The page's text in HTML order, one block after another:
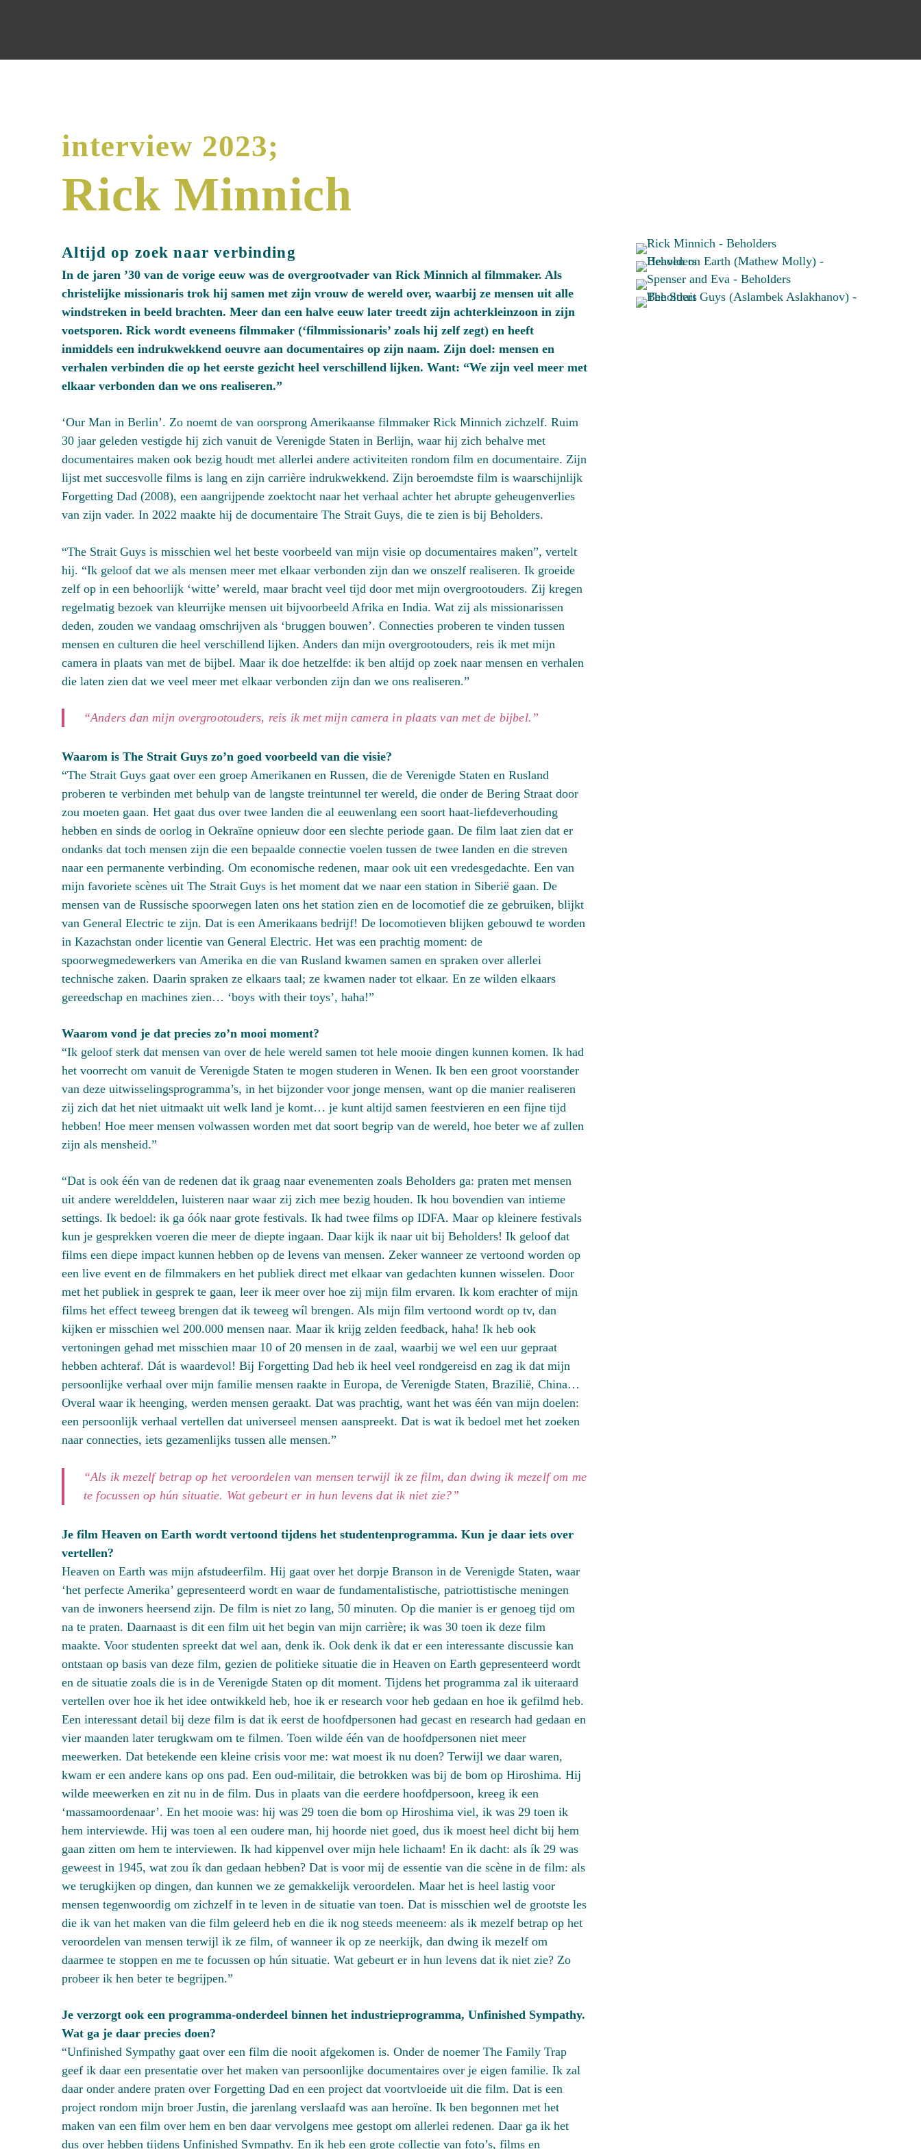
interview 2023;
Rick Minnich
Altijd op zoek naar verbinding
In de jaren ’30 van de vorige eeuw was de overgrootvader van Rick Minnich al filmmaker. Als
christelijke missionaris trok hij samen met zijn vrouw de wereld over, waarbij ze mensen uit alle
windstreken in beeld brachten. Meer dan een halve eeuw later treedt zijn achterkleinzoon in zijn
voetsporen. Rick wordt eveneens filmmaker (‘filmmissionaris’ zoals hij zelf zegt) en heeft
inmiddels een indrukwekkend oeuvre aan documentaires op zijn naam. Zijn doel: mensen en
verhalen verbinden die op het eerste gezicht heel verschillend lijken. Want: “We zijn veel meer met
elkaar verbonden dan we ons realiseren.”
‘Our Man in Berlin’. Zo noemt de van oorsprong Amerikaanse filmmaker Rick Minnich zichzelf. Ruim
30 jaar geleden vestigde hij zich vanuit de Verenigde Staten in Berlijn, waar hij zich behalve met
documentaires maken ook bezig houdt met allerlei andere activiteiten rondom film en documentaire. Zijn
lijst met succesvolle films is lang en zijn carrière indrukwekkend. Zijn beroemdste film is waarschijnlijk
Forgetting Dad (2008), een aangrijpende zoektocht naar het verhaal achter het abrupte geheugenverlies
van zijn vader. In 2022 maakte hij de documentaire The Strait Guys, die te zien is bij Beholders.
“The Strait Guys is misschien wel het beste voorbeeld van mijn visie op documentaires maken”, vertelt
hij. “Ik geloof dat we als mensen meer met elkaar verbonden zijn dan we onszelf realiseren. Ik groeide
zelf op in een behoorlijk ‘witte’ wereld, maar bracht veel tijd door met mijn overgrootouders. Zij kregen
regelmatig bezoek van kleurrijke mensen uit bijvoorbeeld Afrika en India. Wat zij als missionarissen
deden, zouden we vandaag omschrijven als ‘bruggen bouwen’. Connecties proberen te vinden tussen
mensen en culturen die heel verschillend lijken. Anders dan mijn overgrootouders, reis ik met mijn
camera in plaats van met de bijbel. Maar ik doe hetzelfde: ik ben altijd op zoek naar mensen en verhalen
die laten zien dat we veel meer met elkaar verbonden zijn dan we ons realiseren.”
“Anders dan mijn overgrootouders, reis ik met mijn camera in plaats van met de bijbel.”
Waarom is The Strait Guys zo’n goed voorbeeld van die visie?
“The Strait Guys gaat over een groep Amerikanen en Russen, die de Verenigde Staten en Rusland
proberen te verbinden met behulp van de langste treintunnel ter wereld, die onder de Bering Straat door
zou moeten gaan. Het gaat dus over twee landen die al eeuwenlang een soort haat-liefdeverhouding
hebben en sinds de oorlog in Oekraïne opnieuw door een slechte periode gaan. De film laat zien dat er
ondanks dat toch mensen zijn die een bepaalde connectie voelen tussen de twee landen en die streven
naar een permanente verbinding. Om economische redenen, maar ook uit een vredesgedachte. Een van
mijn favoriete scènes uit The Strait Guys is het moment dat we naar een station in Siberië gaan. De
mensen van de Russische spoorwegen laten ons het station zien en de locomotief die ze gebruiken, blijkt
van General Electric te zijn. Dat is een Amerikaans bedrijf! De locomotieven blijken gebouwd te worden
in Kazachstan onder licentie van General Electric. Het was een prachtig moment: de
spoorwegmedewerkers van Amerika en die van Rusland kwamen samen en spraken over allerlei
technische zaken. Daarin spraken ze elkaars taal; ze kwamen nader tot elkaar. En ze wilden elkaars
gereedschap en machines zien… ‘boys with their toys’, haha!”
Waarom vond je dat precies zo’n mooi moment?
“Ik geloof sterk dat mensen van over de hele wereld samen tot hele mooie dingen kunnen komen. Ik had
het voorrecht om vanuit de Verenigde Staten te mogen studeren in Wenen. Ik ben een groot voorstander
van deze uitwisselingsprogramma’s, in het bijzonder voor jonge mensen, want op die manier realiseren
zij zich dat het niet uitmaakt uit welk land je komt… je kunt altijd samen feestvieren en een fijne tijd
hebben! Hoe meer mensen volwassen worden met dat soort begrip van de wereld, hoe beter we af zullen
zijn als mensheid.”
“Dat is ook één van de redenen dat ik graag naar evenementen zoals Beholders ga: praten met mensen
uit andere werelddelen, luisteren naar waar zij zich mee bezig houden. Ik hou bovendien van intieme
settings. Ik bedoel: ik ga óók naar grote festivals. Ik had twee films op IDFA. Maar op kleinere festivals
kun je gesprekken voeren die meer de diepte ingaan. Daar kijk ik naar uit bij Beholders! Ik geloof dat
films een diepe impact kunnen hebben op de levens van mensen. Zeker wanneer ze vertoond worden op
een live event en de filmmakers en het publiek direct met elkaar van gedachten kunnen wisselen. Door
met het publiek in gesprek te gaan, leer ik meer over hoe zij mijn film ervaren. Ik kom erachter of mijn
films het effect teweeg brengen dat ik teweeg wíl brengen. Als mijn film vertoond wordt op tv, dan
kijken er misschien wel 200.000 mensen naar. Maar ik krijg zelden feedback, haha! Ik heb ook
vertoningen gehad met misschien maar 10 of 20 mensen in de zaal, waarbij we wel een uur gepraat
hebben achteraf. Dát is waardevol! Bij Forgetting Dad heb ik heel veel rondgereisd en zag ik dat mijn
persoonlijke verhaal over mijn familie mensen raakte in Europa, de Verenigde Staten, Brazilië, China…
Overal waar ik heenging, werden mensen geraakt. Dat was prachtig, want het was één van mijn doelen:
een persoonlijk verhaal vertellen dat universeel mensen aanspreekt. Dat is wat ik bedoel met het zoeken
naar connecties, iets gezamenlijks tussen alle mensen.”
“Als ik mezelf betrap op het veroordelen van mensen terwijl ik ze film, dan dwing ik mezelf om me
te focussen op hún situatie. Wat gebeurt er in hun levens dat ik niet zie?”
Je film Heaven on Earth wordt vertoond tijdens het studentenprogramma. Kun je daar iets over
vertellen?
Heaven on Earth was mijn afstudeerfilm. Hij gaat over het dorpje Branson in de Verenigde Staten, waar
‘het perfecte Amerika’ gepresenteerd wordt en waar de fundamentalistische, patriottistische meningen
van de inwoners heersend zijn. De film is niet zo lang, 50 minuten. Op die manier is er genoeg tijd om
na te praten. Daarnaast is dit een film uit het begin van mijn carrière; ik was 30 toen ik deze film
maakte. Voor studenten spreekt dat wel aan, denk ik. Ook denk ik dat er een interessante discussie kan
ontstaan op basis van deze film, gezien de politieke situatie die in Heaven on Earth gepresenteerd wordt
en de situatie zoals die is in de Verenigde Staten op dit moment. Tijdens het programma zal ik uiteraard
vertellen over hoe ik het idee ontwikkeld heb, hoe ik er research voor heb gedaan en hoe ik gefilmd heb.
Een interessant detail bij deze film is dat ik eerst de hoofdpersonen had gecast en research had gedaan en
vier maanden later terugkwam om te filmen. Toen wilde één van de hoofdpersonen niet meer
meewerken. Dat betekende een kleine crisis voor me: wat moest ik nu doen? Terwijl we daar waren,
kwam er een andere kans op ons pad. Een oud-militair, die betrokken was bij de bom op Hiroshima. Hij
wilde meewerken en zit nu in de film. Dus in plaats van die eerdere hoofdpersoon, kreeg ik een
‘massamoordenaar’. En het mooie was: hij was 29 toen die bom op Hiroshima viel, ik was 29 toen ik
hem interviewde. Hij was toen al een oudere man, hij hoorde niet goed, dus ik moest heel dicht bij hem
gaan zitten om hem te interviewen. Ik had kippenvel over mijn hele lichaam! En ik dacht: als ík 29 was
geweest in 1945, wat zou ík dan gedaan hebben? Dat is voor mij de essentie van die scène in de film: als
we terugkijken op dingen, dan kunnen we ze gemakkelijk veroordelen. Maar het is heel lastig voor
mensen tegenwoordig om zichzelf in te leven in de situatie van toen. Dat is misschien wel de grootste les
die ik van het maken van die film geleerd heb en die ik nog steeds meeneem: als ik mezelf betrap op het
veroordelen van mensen terwijl ik ze film, of wanneer ik op ze neerkijk, dan dwing ik mezelf om
daarmee te stoppen en me te focussen op hún situatie. Wat gebeurt er in hun levens dat ik niet zie? Zo
probeer ik hen beter te begrijpen.”
Je verzorgt ook een programma-onderdeel binnen het industrieprogramma, Unfinished Sympathy.
Wat ga je daar precies doen?
“Unfinished Sympathy gaat over een film die nooit afgekomen is. Onder de noemer The Family Trap
geef ik daar een presentatie over het maken van persoonlijke documentaires over je eigen familie. Ik zal
daar onder andere praten over Forgetting Dad en een project dat voortvloeide uit die film. Dat is een
project rondom mijn broer Justin, die jarenlang verslaafd was aan heroïne. Ik ben begonnen met het
maken van een film over hem en ben daar vervolgens mee gestopt om allerlei redenen. Daar ga ik het
dus over hebben tijdens Unfinished Sympathy. En ik heb een grote collectie van foto’s, films en